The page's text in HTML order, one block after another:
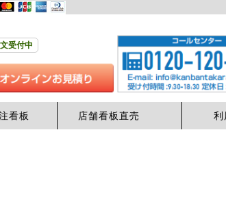
受付中
看板 店舗看板直売 利